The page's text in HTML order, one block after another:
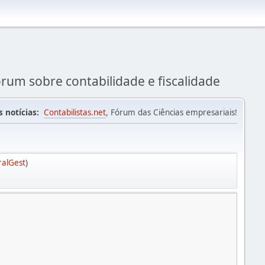
sobre contabilidade e fiscalidade
notícias: Contabilistas.net, Fórum das Ciências empresariais!
)